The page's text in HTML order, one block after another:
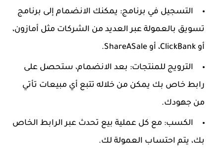
التسجيل في برنامج: يمكنك الانضمام إلى برنامج
تسويق بالعمولة عبر العديد من الشركات مثل أمازون،
أو ClickBank، أو ShareASale.
الترويج للمنتجات: بعد الانضمام، ستحصل على
رابط خاص بك يمكن من خلاله تتبع أي مبيعات تأتي
من جهودك.
الكسب: مع كل عملية بيع تحدث عبر الرابط الخاص
بك، يتم احتساب العمولة لك.